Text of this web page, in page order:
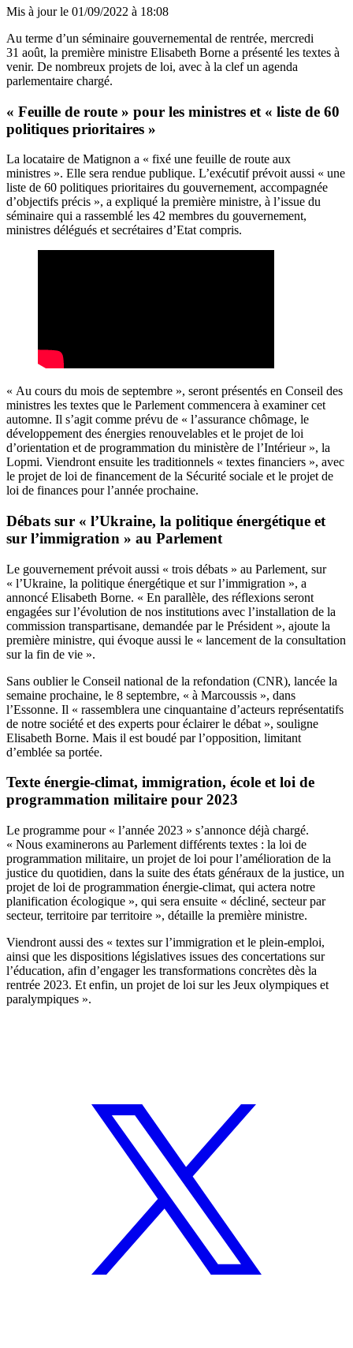
Mis à jour le 01/09/2022 à 18:08
Au terme d’un séminaire gouvernemental de rentrée, mercredi
31 août, la première ministre Elisabeth Borne a présenté les textes à
venir. De nombreux projets de loi, avec à la clef un agenda
parlementaire chargé.
« Feuille de route » pour les ministres et « liste de 60
politiques prioritaires »
La locataire de Matignon a « fixé une feuille de route aux
ministres ». Elle sera rendue publique. L’exécutif prévoit aussi « une
liste de 60 politiques prioritaires du gouvernement, accompagnée
d’objectifs précis », a expliqué la première ministre, à l’issue du
séminaire qui a rassemblé les 42 membres du gouvernement,
ministres délégués et secrétaires d’Etat compris.
« Au cours du mois de septembre », seront présentés en Conseil des
ministres les textes que le Parlement commencera à examiner cet
automne. Il s’agit comme prévu de « l’assurance chômage, le
développement des énergies renouvelables et le projet de loi
d’orientation et de programmation du ministère de l’Intérieur », la
Lopmi. Viendront ensuite les traditionnels « textes financiers », avec
le projet de loi de financement de la Sécurité sociale et le projet de
loi de finances pour l’année prochaine.
Débats sur « l’Ukraine, la politique énergétique et
sur l’immigration » au Parlement
Le gouvernement prévoit aussi « trois débats » au Parlement, sur
« l’Ukraine, la politique énergétique et sur l’immigration », a
annoncé Elisabeth Borne. « En parallèle, des réflexions seront
engagées sur l’évolution de nos institutions avec l’installation de la
commission transpartisane, demandée par le Président », ajoute la
première ministre, qui évoque aussi le « lancement de la consultation
sur la fin de vie ».
Sans oublier le Conseil national de la refondation (CNR), lancée la
semaine prochaine, le 8 septembre, « à Marcoussis », dans
l’Essonne. Il « rassemblera une cinquantaine d’acteurs représentatifs
de notre société et des experts pour éclairer le débat », souligne
Elisabeth Borne. Mais il est boudé par l’opposition, limitant
d’emblée sa portée.
Texte énergie-climat, immigration, école et loi de
programmation militaire pour 2023
Le programme pour « l’année 2023 » s’annonce déjà chargé.
« Nous examinerons au Parlement différents textes : la loi de
programmation militaire, un projet de loi pour l’amélioration de la
justice du quotidien, dans la suite des états généraux de la justice, un
projet de loi de programmation énergie-climat, qui actera notre
planification écologique », qui sera ensuite « décliné, secteur par
secteur, territoire par territoire », détaille la première ministre.
Viendront aussi des « textes sur l’immigration et le plein-emploi,
ainsi que les dispositions législatives issues des concertations sur
l’éducation, afin d’engager les transformations concrètes dès la
rentrée 2023. Et enfin, un projet de loi sur les Jeux olympiques et
paralympiques ».